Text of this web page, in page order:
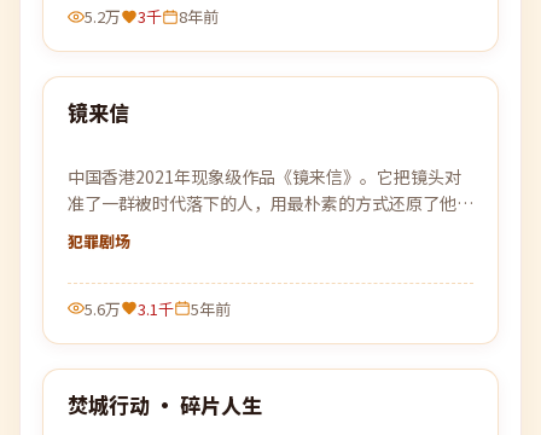
5.2万 3千 8年前
最新
99:55
镜来信
中国香港2021年现象级作品《镜来信》。它把镜头对
准了一群被时代落下的人，用最朴素的方式还原了他们
最不平凡的日常。
犯罪剧场
5.6万 3.1千 5年前
最新
99:48
焚城行动 · 碎片人生